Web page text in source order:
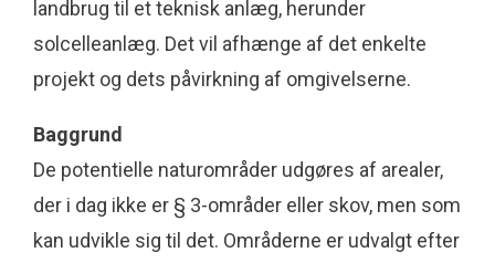
landbrug til et teknisk anlæg, herunder
solcelleanlæg. Det vil afhænge af det enkelte
projekt og dets påvirkning af omgivelserne.
Baggrund
De potentielle naturområder udgøres af arealer,
der i dag ikke er § 3-områder eller skov, men som
kan udvikle sig til det. Områderne er udvalgt efter